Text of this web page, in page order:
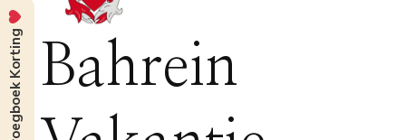
Bahrein
Vroegboek Korting